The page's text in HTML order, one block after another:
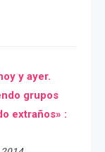
y ayer.
grupos
extraños» :